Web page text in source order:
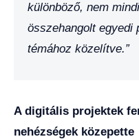
különböző, nem
összehangolt egyedi
témához közelítve.”
A digitális projektek
nehézségek közepette